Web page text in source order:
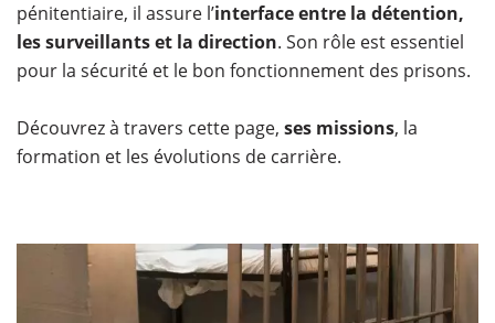
pénitentiaire, il assure l’interface entre la détention,
les surveillants et la direction. Son rôle est essentiel
pour la sécurité et le bon fonctionnement des prisons.
Découvrez à travers cette page, ses missions, la
formation et les évolutions de carrière.